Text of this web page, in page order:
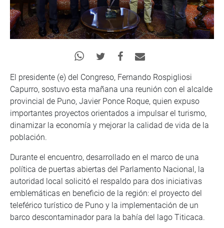
El presidente (e) del Congreso, Fernando Rospigliosi
Capurro, sostuvo esta mañana una reunión con el alcalde
provincial de Puno, Javier Ponce Roque, quien expuso
importantes proyectos orientados a impulsar el turismo,
dinamizar la economía y mejorar la calidad de vida de la
población.
Durante el encuentro, desarrollado en el marco de una
política de puertas abiertas del Parlamento Nacional, la
autoridad local solicitó el respaldo para dos iniciativas
emblemáticas en beneficio de la región: el proyecto del
teleférico turístico de Puno y la implementación de un
barco descontaminador para la bahía del lago Titicaca.